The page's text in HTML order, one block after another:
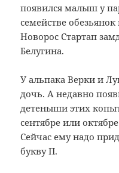
появился малыш у
семействе обезьянок
Новорос Стартап
Белугина.
У альпака Верки и
дочь. А недавно
детеныши этих
сентябре или
Сейчас ему надо
букву П.